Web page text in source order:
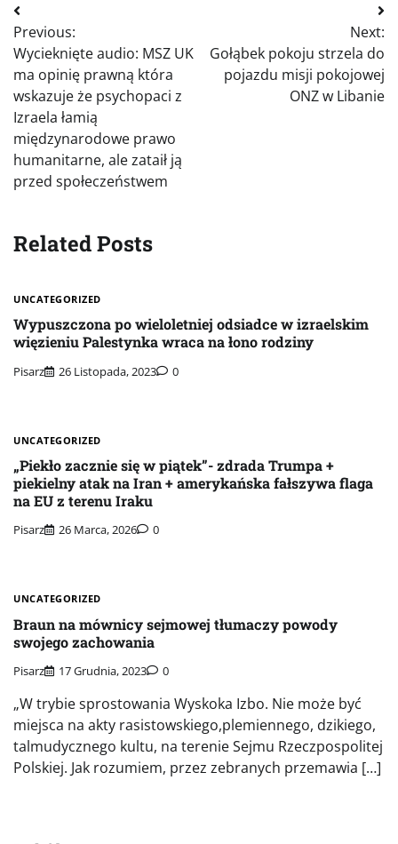
Nawigacja
wpisu
Previous:
Wycieknięte audio: MSZ UK
ma opinię prawną która
wskazuje że psychopaci z
Izraela łamią
międzynarodowe prawo
humanitarne, ale zataił ją
przed społeczeństwem
Next:
Gołąbek pokoju strzela do
pojazdu misji pokojowej
ONZ w Libanie
Related Posts
UNCATEGORIZED
Wypuszczona po wieloletniej odsiadce w izraelskim
więzieniu Palestynka wraca na łono rodziny
Pisarz 26 Listopada, 2023 0
UNCATEGORIZED
„Piekło zacznie się w piątek”- zdrada Trumpa +
piekielny atak na Iran + amerykańska fałszywa flaga
na EU z terenu Iraku
Pisarz 26 Marca, 2026 0
UNCATEGORIZED
Braun na mównicy sejmowej tłumaczy powody
swojego zachowania
Pisarz 17 Grudnia, 2023 0
„W trybie sprostowania Wyskoka Izbo. Nie może być
miejsca na akty rasistowskiego,plemiennego, dzikiego,
talmudycznego kultu, na terenie Sejmu Rzeczpospolitej
Polskiej. Jak rozumiem, przez zebranych przemawia […]